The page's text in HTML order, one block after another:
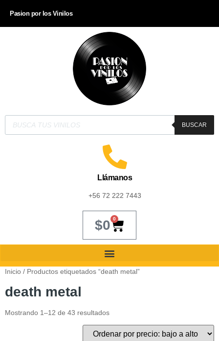
Pasion por los Vinilos
BUSCAR
Llámanos
+56 72 222 7443
$0 0
Inicio / Productos etiquetados “death metal”
death metal
Mostrando 1–12 de 43 resultados